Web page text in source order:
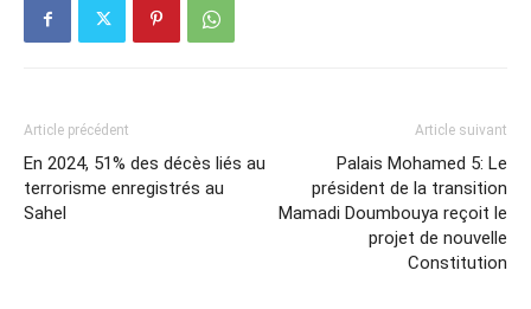
Article précédent
En 2024, 51% des décès liés au
terrorisme enregistrés au
Sahel
Article suivant
Palais Mohamed 5: Le
président de la transition
Mamadi Doumbouya reçoit le
projet de nouvelle
Constitution